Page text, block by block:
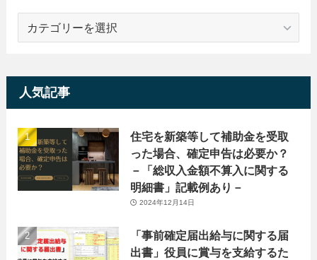
リ
ー
人気記事
住宅を新築等して補助金を受取
った場合、確定申告は必要か？
－「総収入金額不算入に関する
明細書」記載例あり－
2024年12月14日
「事前確定届出給与に関する届
出書」役員に賞与を支給するた